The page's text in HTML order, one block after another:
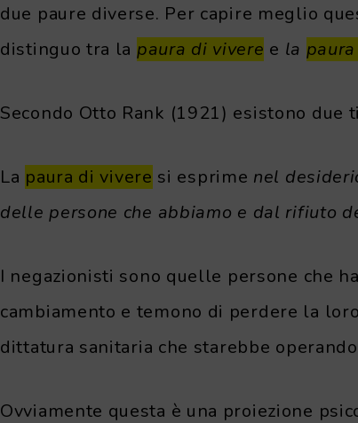
due paure diverse. Per capire meglio
distinguo tra la paura di vivere e la
Secondo Otto Rank (1921) esistono due
La paura di vivere si esprime nel
delle persone che abbiamo e dal rifiuto
I negazionisti sono quelle persone che
cambiamento e temono di perdere la
dittatura sanitaria che starebbe
Ovviamente questa è una proiezione